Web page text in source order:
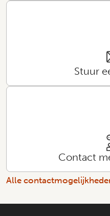
Stuur
Contact
Alle